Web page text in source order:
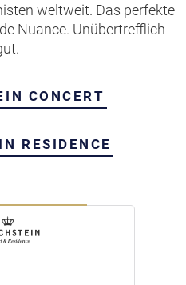
weltweit. Das perfekte
Nuance. Unübertrefflich
CONCERT
RESIDENCE